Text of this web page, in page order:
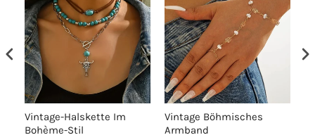
Vintage-Halskette Im
Bohème-Stil
Vintage Böhmisches
Armband